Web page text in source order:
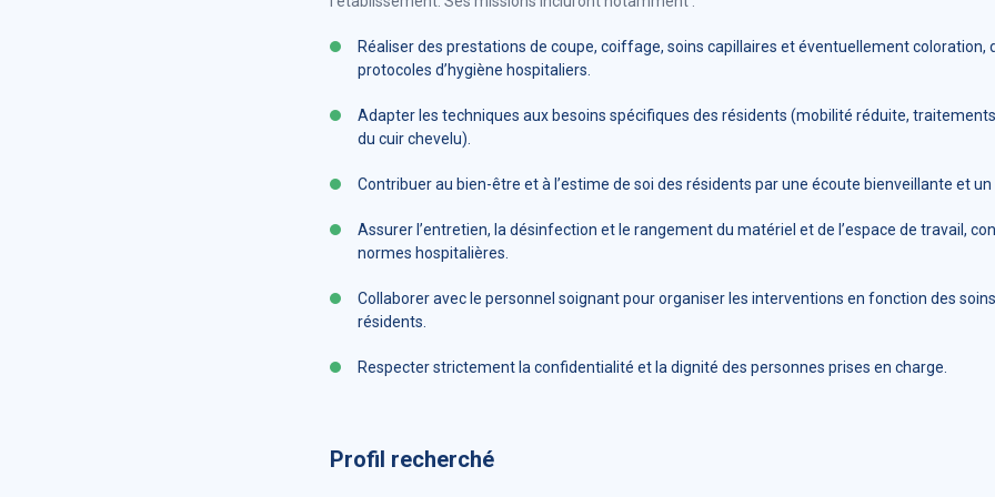
Réaliser des prestations de coupe, coiffage, soins capillaires et éventuellement coloration,
protocoles d’hygiène hospitaliers.
Adapter les techniques aux besoins spécifiques des résidents (mobilité réduite,
du cuir chevelu).
Contribuer au bien-être et à l’estime de soi des résidents par une écoute bienveillante et
Assurer l’entretien, la désinfection et le rangement du matériel et de l’espace de travail,
normes hospitalières.
Collaborer avec le personnel soignant pour organiser les interventions en fonction des
résidents.
Respecter strictement la confidentialité et la dignité des personnes prises en charge.
Profil recherché